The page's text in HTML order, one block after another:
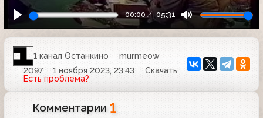
00:00 05:31
1 канал Останкино
murmeow
2097
1 ноября 2023, 23:43
Скачать
Есть проблема?
Комментарии 1